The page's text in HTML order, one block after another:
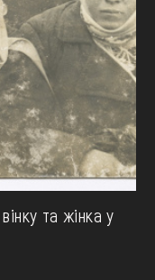
та жінка у